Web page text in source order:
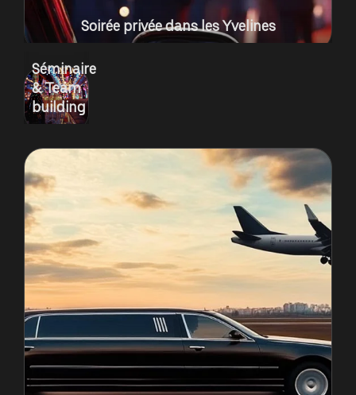
Soirée privée dans les Yvelines
Séminaire
& Team
building